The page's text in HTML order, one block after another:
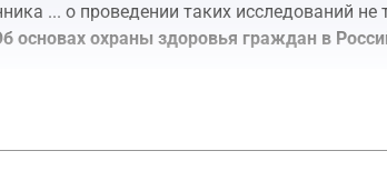
... о проведении таких исследований не
охраны здоровья граждан в
следователя назначать судебную